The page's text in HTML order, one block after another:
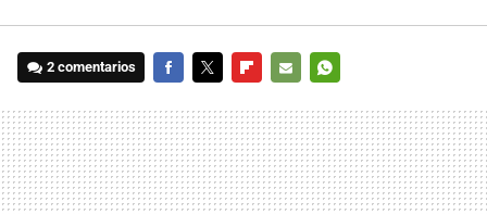
2 comentarios
MAIL